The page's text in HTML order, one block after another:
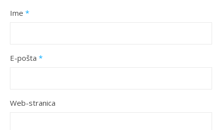
Ime *
E-pošta *
Web-stranica